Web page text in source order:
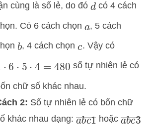
cùng là số lẻ, do đó d có 4 cách
Có 6 cách chọn a, 5 cách
b, 4 cách chọnc. Vậy có
⋅6⋅ 5 ⋅4 =480 số tự nhiên lẻ có
chữ số khác nhau.
2: Số tự nhiên lẻ có bốn chữ
khác nhau dạng: abc1 ―
hoặc abc3